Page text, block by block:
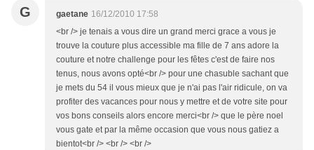
G gaetane 16/12/2010 17:58
<br /> je tenais a vous dire un grand merci grace a vous je
trouve la couture plus accessible ma fille de 7 ans adore la
couture et notre challenge pour les fêtes c'est de faire nos
tenus, nous avons opté<br /> pour une chasuble sachant que
je mets du 54 il vous mieux que je n'ai pas l'air ridicule, on va
profiter des vacances pour nous y mettre et de votre site pour
vos bons conseils alors encore merci<br /> que le père noel
vous gate et par la même occasion que vous nous gatiez a
bientot<br /> <br /> <br />